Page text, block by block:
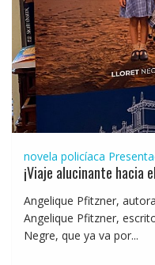
novela policíaca
¡Viaje alucinante hacia
Angelique Pfitzner,
Angelique Pfitzner,
Negre, que ya va por...